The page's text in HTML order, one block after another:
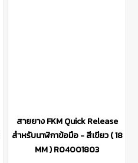
สายยาง FKM Quick Release
สำหรับนาฬิกาข้อมือ - สีเขียว ( 18
MM ) R04001803